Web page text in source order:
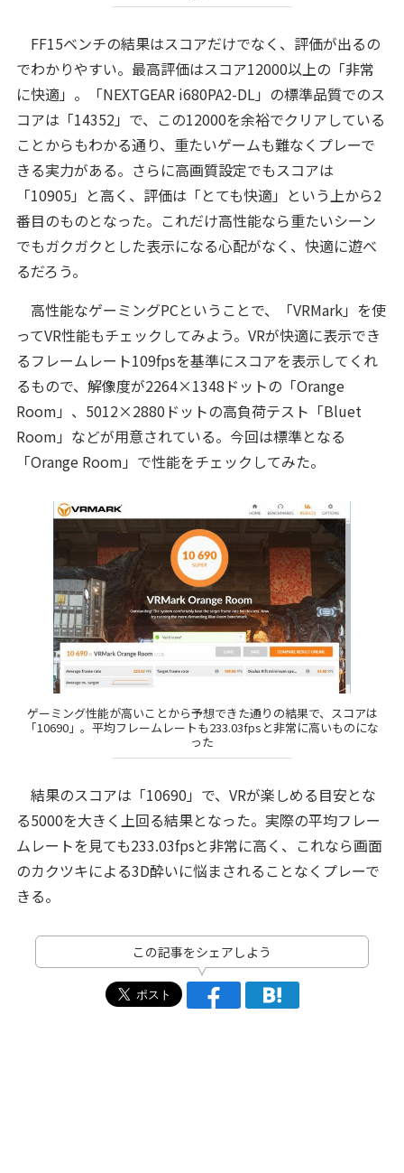
FF15ベンチの結果はスコアだけでなく、評価が出るの
でわかりやすい。最高評価はスコア12000以上の「非常
に快適」。「NEXTGEAR i680PA2-DL」の標準品質でのス
コアは「14352」で、この12000を余裕でクリアしている
ことからもわかる通り、重たいゲームも難なくプレーで
きる実力がある。さらに高画質設定でもスコアは
「10905」と高く、評価は「とても快適」という上から2
番目のものとなった。これだけ高性能なら重たいシーン
でもガクガクとした表示になる心配がなく、快適に遊べ
るだろう。
高性能なゲーミングPCということで、「VRMark」を使
ってVR性能もチェックしてみよう。VRが快適に表示でき
るフレームレート109fpsを基準にスコアを表示してくれ
るもので、解像度が2264×1348ドットの「Orange
Room」、5012×2880ドットの高負荷テスト「Bluet
Room」などが用意されている。今回は標準となる
「Orange Room」で性能をチェックしてみた。
ゲーミング性能が高いことから予想できた通りの結果で、スコアは
「10690」。平均フレームレートも233.03fpsと非常に高いものにな
った
結果のスコアは「10690」で、VRが楽しめる目安とな
る5000を大きく上回る結果となった。実際の平均フレー
ムレートを見ても233.03fpsと非常に高く、これなら画面
のカクツキによる3D酔いに悩まされることなくプレーで
きる。
この記事をシェアしよう